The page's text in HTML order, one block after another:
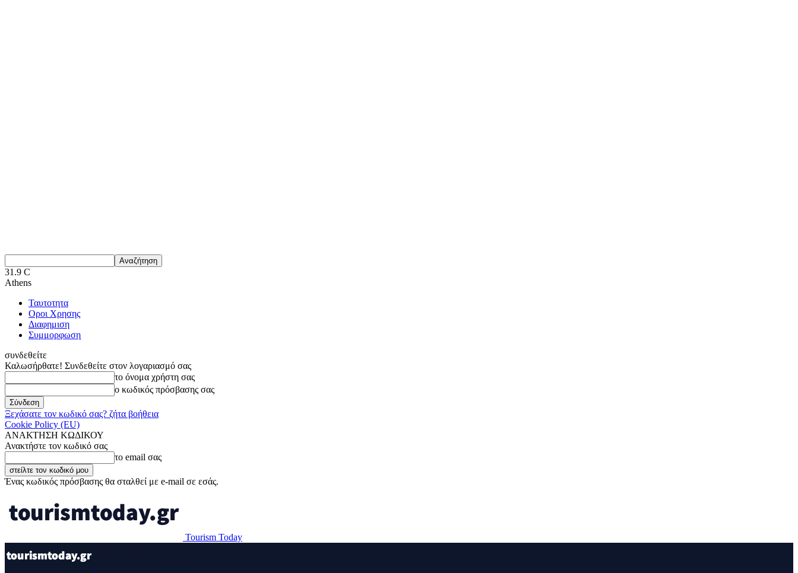
31.9 C
Athens
Ταυτοτητα
Οροι Χρησης
Διαφημιση
Συμμορφωση
συνδεθείτε
Καλωσήρθατε! Συνδεθείτε στον λογαριασμό σας
το όνομα χρήστη σας
ο κωδικός πρόσβασης σας
Ξεχάσατε τον κωδικό σας? ζήτα βοήθεια
Cookie Policy (EU)
ΑΝΑΚΤΗΣΗ ΚΩΔΙΚΟΥ
Ανακτήστε τον κωδικό σας
το email σας
Ένας κωδικός πρόσβασης θα σταλθεί με e-mail σε εσάς.
Tourism Today